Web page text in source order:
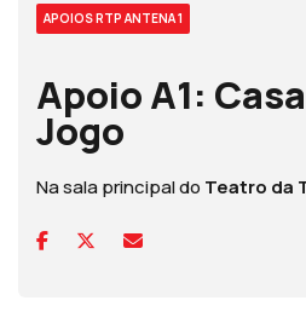
APOIOS RTP ANTENA 1
Apoio A1:
Jogo
Na sala principal do Teatro da